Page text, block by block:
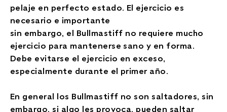
pelaje en perfecto estado. El ejercicio es
necesario e importante
sin embargo, el Bullmastiff no requiere mucho
ejercicio para mantenerse sano y en forma.
Debe evitarse el ejercicio en exceso,
especialmente durante el primer año.
En general los Bullmastiff no son saltadores, sin
embargo, si algo les provoca, pueden saltar